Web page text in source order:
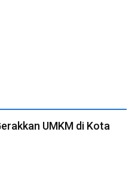
UMKM di Kota